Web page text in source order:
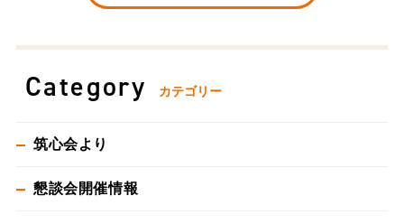
Category カテゴリー
筑心会より
懇談会開催情報